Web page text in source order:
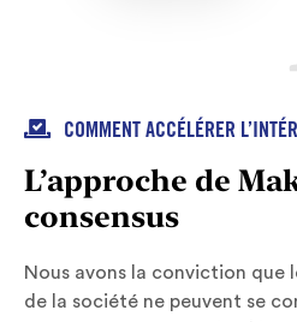
 COMMENT ACCÉLÉRER
L’approche de
consensus
Nous avons la conviction que
de la société ne peuvent se